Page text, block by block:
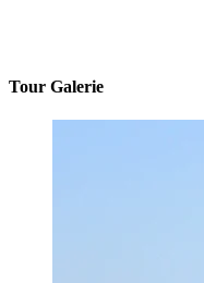
Tour Galerie